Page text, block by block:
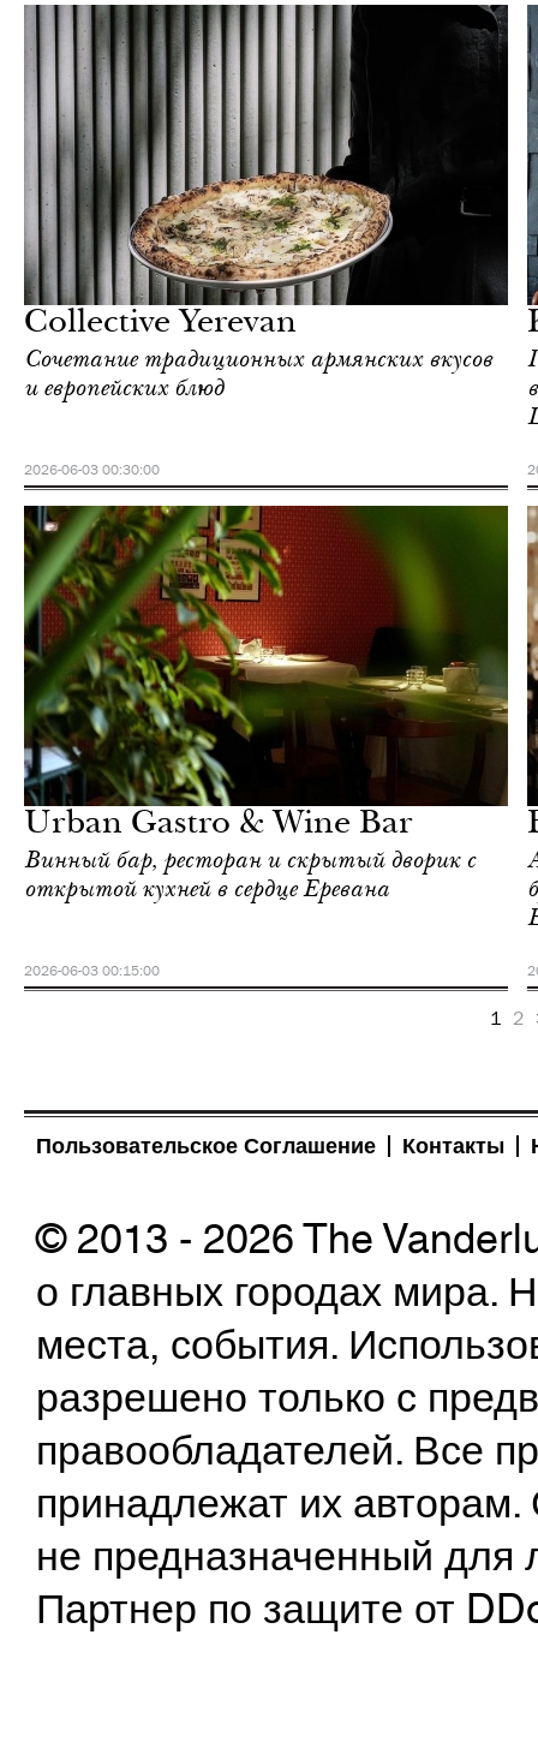
Collective Yerevan
Сочетание традиционных армянских вкусов
и европейских блюд
2026-06-03 00:30:00
Guide
Urban Gastro & Wine Bar
Винный бар, ресторан и скрытый дворик с
открытой кухней в сердце Еревана
2026-06-03 00:15:00
Guide
1 2
Пользовательское Соглашение Контакты
© 2013 - 2026 The
о главных городах
места, события.
разрешено только с
правообладателей. Все
принадлежат их
не предназначенный
Партнер по защите от